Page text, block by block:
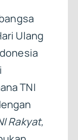
Ulang
TNI
Rakyat,